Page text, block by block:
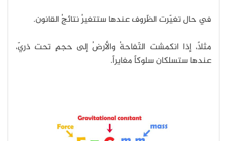
في حال تغيّرت الظّروف عندها ستتغيرُ نتائجُ القانون.
مثلاً، إذا انكمشت التّفاحةُ والأرضُ إلى حجمٍ تحت ذريّ،
عندها ستسلكان سلوكاً مغايراً.